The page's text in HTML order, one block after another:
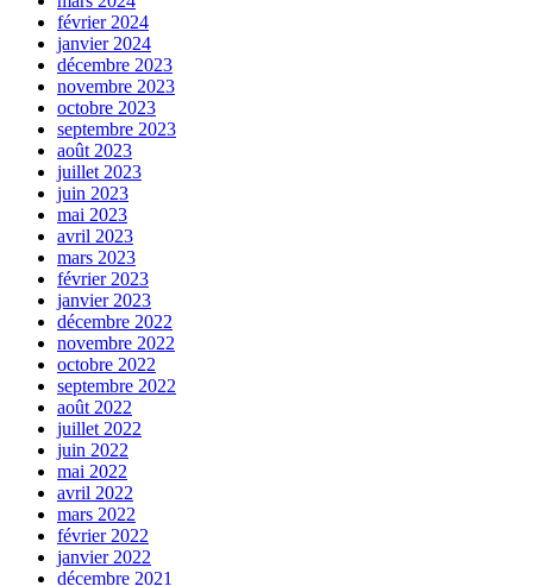
février 2024
janvier 2024
décembre 2023
novembre 2023
octobre 2023
septembre 2023
août 2023
juillet 2023
juin 2023
mai 2023
avril 2023
mars 2023
février 2023
janvier 2023
décembre 2022
novembre 2022
octobre 2022
septembre 2022
août 2022
juillet 2022
juin 2022
mai 2022
avril 2022
mars 2022
février 2022
janvier 2022
décembre 2021